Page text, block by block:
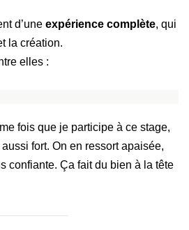
d’une expérience complète, qui
la création.
elles :
fois que je participe à ce stage,
aussi fort. On en ressort apaisée,
confiante. Ça fait du bien à la tête